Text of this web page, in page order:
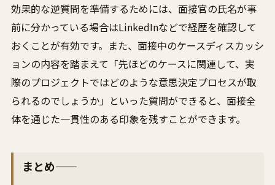
効果的な逆質問を準備するためには、面接官の氏名が事
前に分かっている場合はLinkedInなどで経歴を確認して
おくことが有効です。また、面接中のケースディスカッシ
ョンの内容を踏まえて「先ほどのケースに関連して、実
際のプロジェクトではどのような意思決定プロセスが取
られるのでしょうか」といった質問ができると、面接全
体を通じた一貫性のある印象を残すことができます。
まとめ——